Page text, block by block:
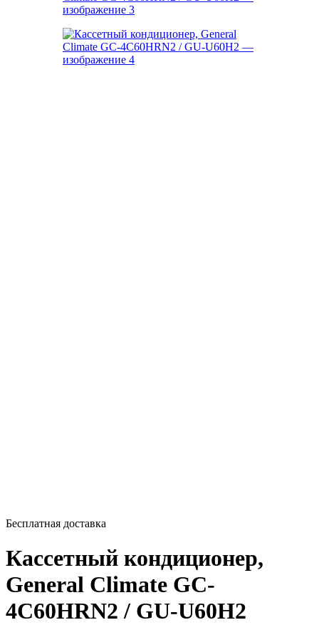
Бесплатная доставка
Кассетный кондиционер,
General Climate GC-
4C60HRN2 / GU-U60H2